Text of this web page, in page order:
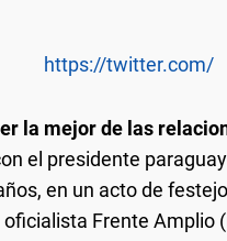
https://twitter.com/
la mejor de las
el presidente
en un acto de
Frente Amplio